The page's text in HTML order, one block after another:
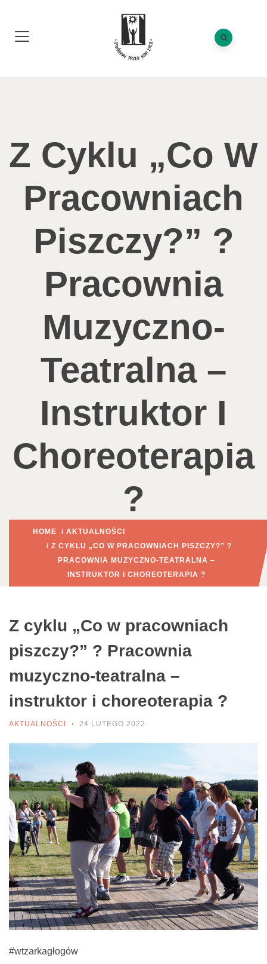
Z Cyklu „Co W
Pracowniach
Piszczy?” ?
Pracownia
Muzyczno-
Teatralna –
Instruktor I
Choreoterapia
?
HOME / AKTUALNOŚCI
/ Z CYKLU „CO W PRACOWNIACH PISZCZY?” ?
PRACOWNIA MUZYCZNO-TEATRALNA –
INSTRUKTOR I CHOREOTERAPIA ?
Z cyklu „Co w pracowniach
piszczy?” ? Pracownia
muzyczno-teatralna –
instruktor i choreoterapia ?
AKTUALNOŚCI 24 LUTEGO 2022
#wtzarkagłogów